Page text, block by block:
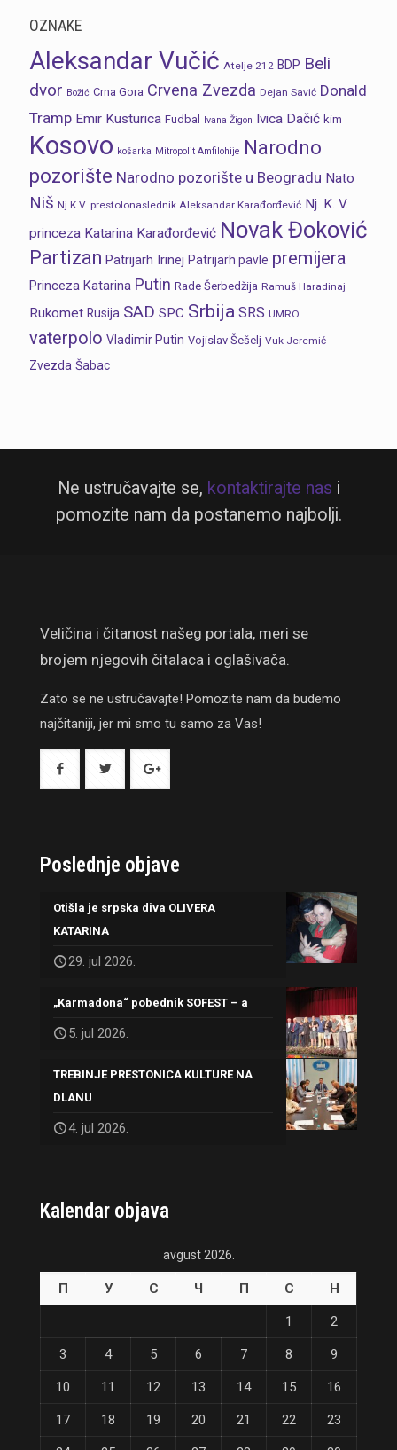
OZNAKE
Aleksandar Vučić Atelje 212 BDP Beli
dvor Božić Crna Gora Crvena Zvezda Dejan Savić Donald
Tramp Emir Kusturica Fudbal Ivana Žigon Ivica Dačić kim
Kosovo košarka Mitropolit Amfilohije Narodno
pozorište Narodno pozorište u Beogradu Nato
Niš Nj.K.V. prestolonaslednik Aleksandar Karađorđević Nj. K. V.
princeza Katarina Karađorđević Novak Đoković
Partizan Patrijarh Irinej Patrijarh pavle premijera
Princeza Katarina Putin Rade Šerbedžija Ramuš Haradinaj
Rukomet Rusija SAD SPC Srbija SRS UMRO
vaterpolo Vladimir Putin Vojislav Šešelj Vuk Jeremić
Zvezda Šabac
Ne ustručavajte se, kontaktirajte nas i
pomozite nam da postanemo najbolji.
Veličina i čitanost našeg portala, meri se
brojem njegovih čitalaca i oglašivača.
Zato se ne ustručavajte! Pomozite nam da budemo
najčitaniji, jer mi smo tu samo za Vas!
Poslednje objave
Otišla je srpska diva OLIVERA
KATARINA
29. jul 2026.
„Karmadona“ pobednik SOFEST – a
5. jul 2026.
TREBINJE PRESTONICA KULTURE NA
DLANU
4. jul 2026.
Kalendar objava
avgust 2026.
П У С Ч П С Н
1 2
3 4 5 6 7 8 9
10 11 12 13 14 15 16
17 18 19 20 21 22 23